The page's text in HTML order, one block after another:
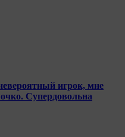
игрок, мне
Супердовольна